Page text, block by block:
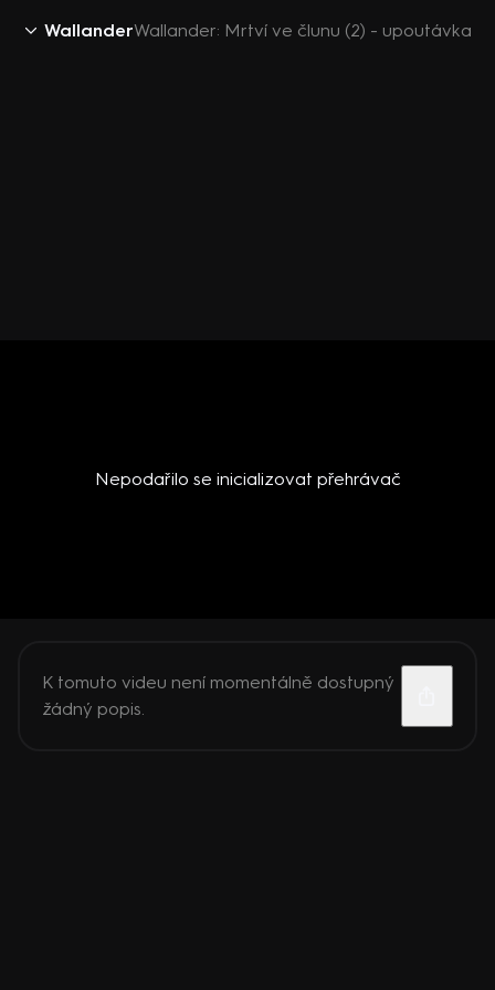
WallanderWallander: Mrtví ve člunu (2) - upoutávka
Nepodařilo se inicializovat přehrávač
K tomuto videu není momentálně dostupný
žádný popis.